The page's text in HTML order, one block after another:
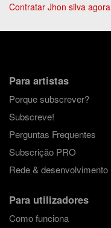
Contratar Jhon silva agora
Para artistas
Porque subscrever?
Subscreve!
Perguntas Frequentes
Subscrição PRO
Rede & desenvolvimento
Para utilizadores
Como funciona